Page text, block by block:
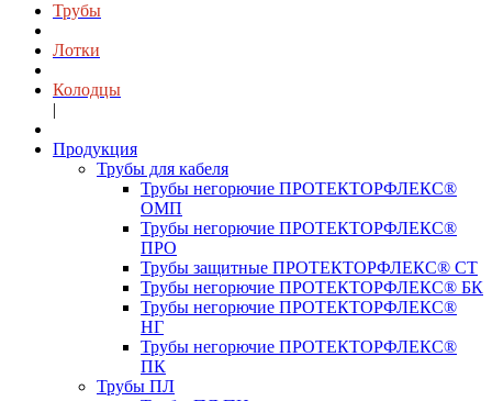
Трубы
Лотки
Колодцы
|
Продукция
Трубы для кабеля
Трубы негорючие ПРОТЕКТОРФЛЕКС®
ОМП
Трубы негорючие ПРОТЕКТОРФЛЕКС®
ПРО
Трубы защитные ПРОТЕКТОРФЛЕКС® СТ
Трубы негорючие ПРОТЕКТОРФЛЕКС® БК
Трубы негорючие ПРОТЕКТОРФЛЕКС®
НГ
Трубы негорючие ПРОТЕКТОРФЛЕКС®
ПК
Трубы ПЛ